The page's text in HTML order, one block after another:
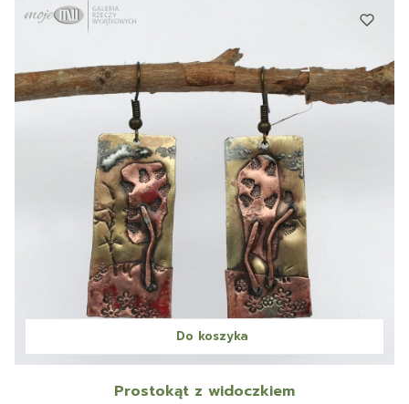
Do koszyka
Prostokąt z widoczkiem